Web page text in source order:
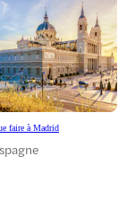
faire à Madrid